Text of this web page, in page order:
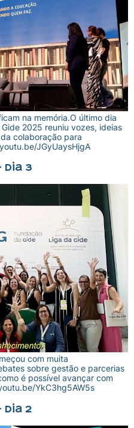
na memória.O último dia
2025 reuniu vozes, ideias
colaboração para
JGyUaysHjgA
Dia 3
com muita
sobre gestão e parcerias
é possível avançar com
YkC3hg5AW5s
Dia 2